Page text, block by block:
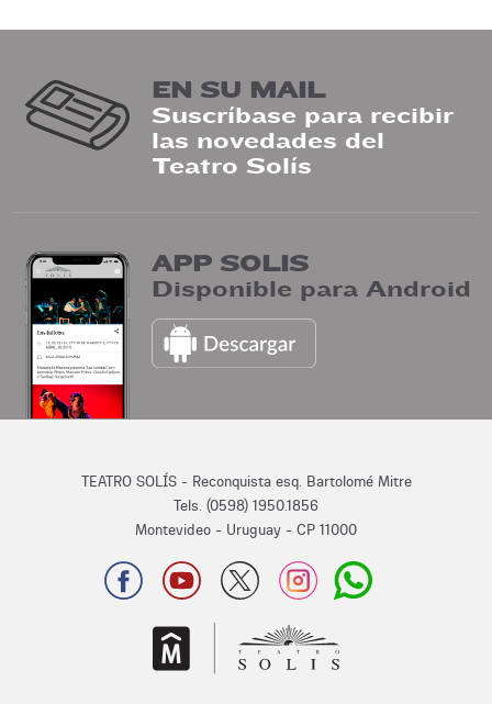
EN SU MAIL
Suscríbase para recibir
las novedades del
Teatro Solís
APP SOLIS
Disponible para Android
TEATRO SOLÍS - Reconquista esq. Bartolomé Mitre
Tels. (0598) 1950.1856
Montevideo - Uruguay - CP 11000